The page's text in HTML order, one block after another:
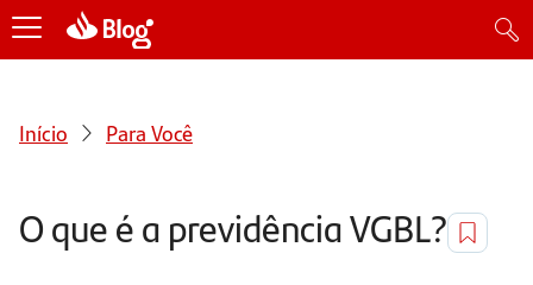
Início Para Você
O que é a previdência VGBL?